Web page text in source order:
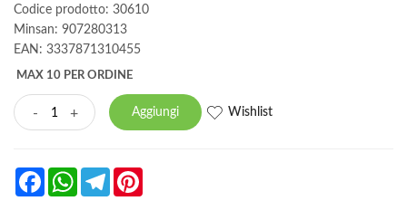
Codice prodotto: 30610
Minsan: 907280313
EAN: 3337871310455
MAX 10 PER ORDINE
- + Aggiungi Wishlist
FacebookWhatsAppTelegram